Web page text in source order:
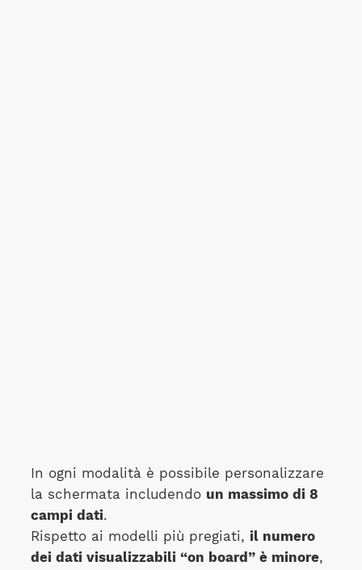
In ogni modalità è possibile personalizzare
la schermata includendo un massimo di 8
campi dati.
Rispetto ai modelli più pregiati, il numero
dei dati visualizzabili “on board” è minore,